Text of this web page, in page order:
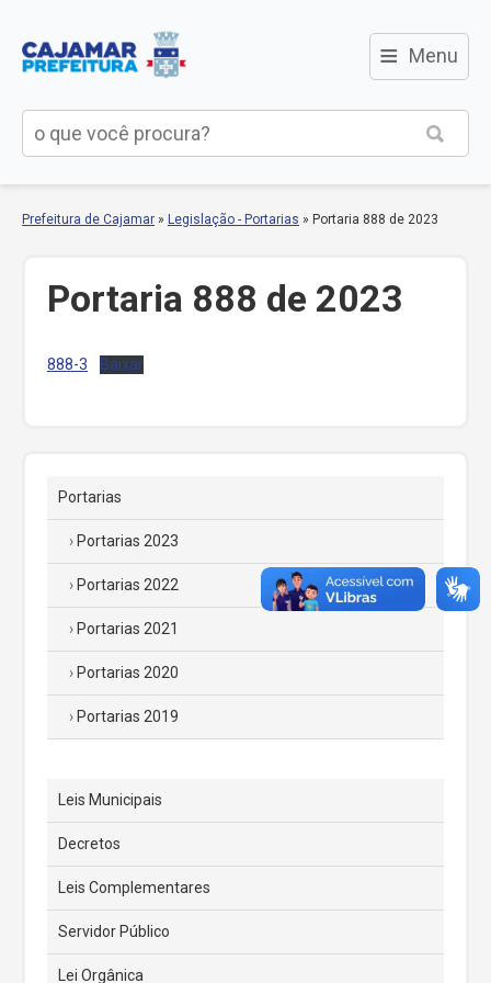
≡ Menu
Prefeitura de Cajamar » Legislação - Portarias » Portaria 888 de 2023
Portaria 888 de 2023
888-3 Baixar
Portarias
Portarias 2023
Portarias 2022
Portarias 2021
Portarias 2020
Portarias 2019
Leis Municipais
Decretos
Leis Complementares
Servidor Público
Lei Orgânica